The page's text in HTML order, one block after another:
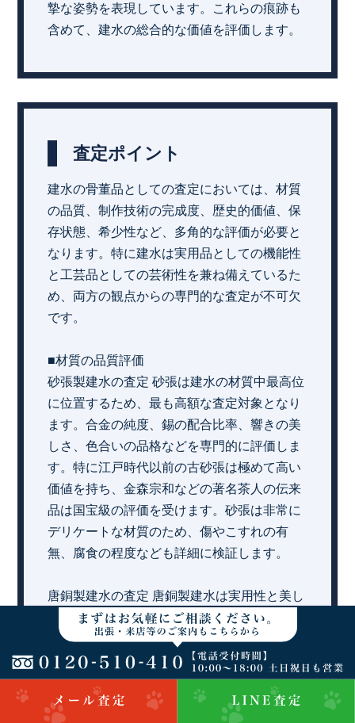
摯な姿勢を表現しています。これらの痕跡も
含めて、建水の総合的な価値を評価します。
査定ポイント
建水の骨董品としての査定においては、材質
の品質、制作技術の完成度、歴史的価値、保
存状態、希少性など、多角的な評価が必要と
なります。特に建水は実用品としての機能性
と工芸品としての芸術性を兼ね備えているた
め、両方の観点からの専門的な査定が不可欠
です。
■材質の品質評価
砂張製建水の査定 砂張は建水の材質中最高位
に位置するため、最も高額な査定対象となり
ます。合金の純度、錫の配合比率、響きの美
しさ、色合いの品格などを専門的に評価しま
す。特に江戸時代以前の古砂張は極めて高い
価値を持ち、金森宗和などの著名茶人の伝来
品は国宝級の評価を受けます。砂張は非常に
デリケートな材質のため、傷やこすれの有
無、腐食の程度なども詳細に検証します。
唐銅製建水の査定 唐銅製建水は実用性と美し
さを兼ね備えた中級品として位置づけられま
す。金属の品質、表面の仕上げ状態、自然な
経年変化の美しさ、手垢による適度な光沢な
どを評価します。特に利休形や宗和好みなど
の由緒ある形状は高く評価されます。